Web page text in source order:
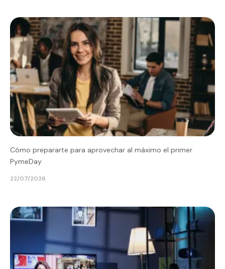
Cómo prepararte para aprovechar al máximo el primer
PymeDay
22/07/2026